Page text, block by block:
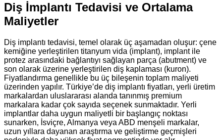
Diş İmplantı Tedavisi ve Ortalama
Maliyetler
Diş implantı tedavisi, temel olarak üç aşamadan oluşur: çene
kemiğine yerleştirilen titanyum vida (implant), implant ile
protez arasındaki bağlantıyı sağlayan parça (abutment) ve
son olarak üzerine yerleştirilen diş kaplaması (kuron).
Fiyatlandırma genellikle bu üç bileşenin toplam maliyeti
üzerinden yapılır. Türkiye’de diş implantı fiyatları, yerli üretim
markalardan uluslararası alanda tanınmış premium
markalara kadar çok sayıda seçenek sunmaktadır. Yerli
implantlar daha uygun maliyetli bir başlangıç noktası
sunarken, İsviçre, Almanya veya ABD menşeli markalar,
uzun yıllara dayanan araştırma ve geliştirme geçmişleri